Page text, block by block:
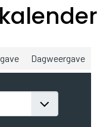
Dagweergave